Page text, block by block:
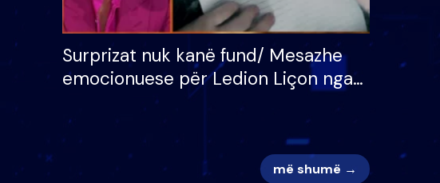
Surprizat nuk kanë fund/ Mesazhe
emocionuese për Ledion Liçon nga
nëna dhe fëmijët e tij, moderatori
nuk i mban dot lotët: Nuk meritoj…
më shumë →